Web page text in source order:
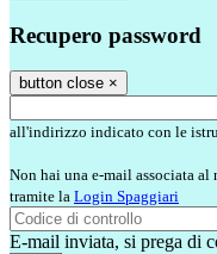
Recupero password
button close ×
all'indirizzo indicato con le
Non hai una e-mail associata
tramite la Login Spaggiari
E-mail inviata, si prega di